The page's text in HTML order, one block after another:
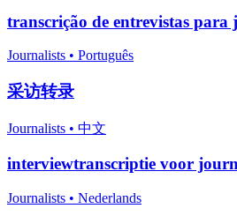
transcrição de entrevistas para
Journalists • Português
采访转录
Journalists • 中文
interviewtranscriptie voor
Journalists • Nederlands